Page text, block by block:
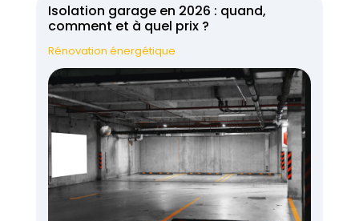
Isolation garage en 2026 : quand,
comment et à quel prix ?
Rénovation énergétique